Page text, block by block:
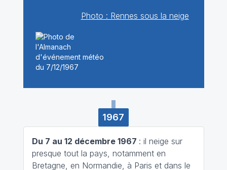
Photo : Rennes sous la neige
1967
Du 7 au 12 décembre 1967 : il neige sur
presque tout la pays, notamment en
Bretagne, en Normandie, à Paris et dans le